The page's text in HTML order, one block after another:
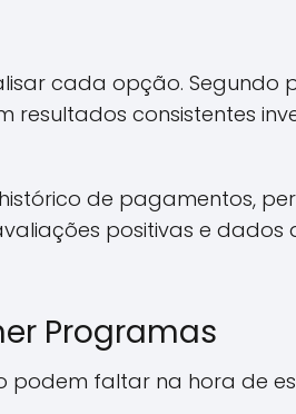
cada opção. Segundo
resultados consistentes
de pagamentos,
positivas e
Programas
podem faltar na hora de